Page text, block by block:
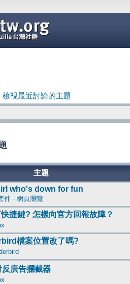
檢視最近討論的主題
主題
who's down for fun
件 - 網頁瀏覽
捷鍵? 怎樣向官方回報故障？
檔案位置改了嗎?
反廣告攔截器